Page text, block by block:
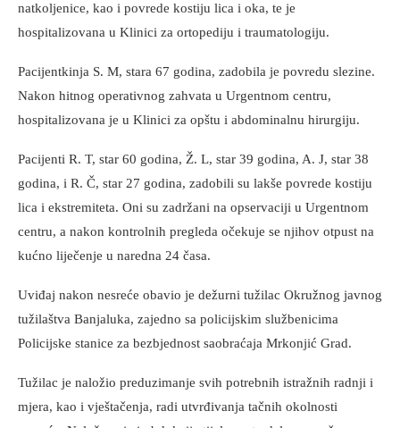
natkoljenice, kao i povrede kostiju lica i oka, te je
hospitalizovana u Klinici za ortopediju i traumatologiju.
Pacijentkinja S. M, stara 67 godina, zadobila je povredu slezine.
Nakon hitnog operativnog zahvata u Urgentnom centru,
hospitalizovana je u Klinici za opštu i abdominalnu hirurgiju.
Pacijenti R. T, star 60 godina, Ž. L, star 39 godina, A. J, star 38
godina, i R. Č, star 27 godina, zadobili su lakše povrede kostiju
lica i ekstremiteta. Oni su zadržani na opservaciji u Urgentnom
centru, a nakon kontrolnih pregleda očekuje se njihov otpust na
kućno liječenje u naredna 24 časa.
Uviđaj nakon nesreće obavio je dežurni tužilac Okružnog javnog
tužilaštva Banjaluka, zajedno sa policijskim službenicima
Policijske stanice za bezbjednost saobraćaja Mrkonjić Grad.
Tužilac je naložio preduzimanje svih potrebnih istražnih radnji i
mjera, kao i vještačenja, radi utvrđivanja tačnih okolnosti